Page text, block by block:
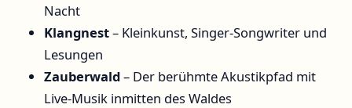
Nacht
Klangnest– Kleinkunst, Singer-Songwriter und
Lesungen
Zauberwald– Der berühmte Akustikpfad mit
Live-Musik inmitten des Waldes